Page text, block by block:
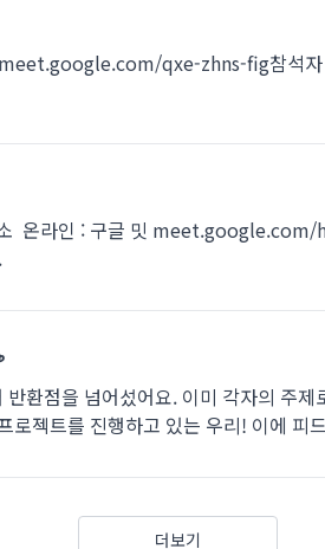
qxe-zhns-fig참석자
온라인 : 구글 밋
환점을 넘어섰어요. 이미 각자의 주
로젝트를 진행하고 있는 우리! 이에 피
더보기